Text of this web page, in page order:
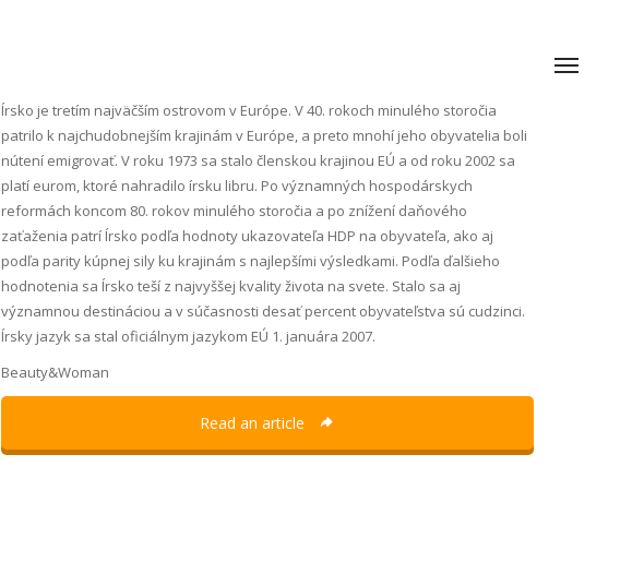
Írsko je tretím najväčším ostrovom v Európe. V 40. rokoch minulého storočia
patrilo k najchudobnejším krajinám v Európe, a preto mnohí jeho obyvatelia boli
nútení emigrovať. V roku 1973 sa stalo členskou krajinou EÚ a od roku 2002 sa
platí eurom, ktoré nahradilo írsku libru. Po významných hospodárskych
reformách koncom 80. rokov minulého storočia a po znížení daňového
zaťaženia patrí Írsko podľa hodnoty ukazovateľa HDP na obyvateľa, ako aj
podľa parity kúpnej sily ku krajinám s najlepšími výsledkami. Podľa ďalšieho
hodnotenia sa Írsko teší z najvyššej kvality života na svete. Stalo sa aj
významnou destináciou a v súčasnosti desať percent obyvateľstva sú cudzinci.
Írsky jazyk sa stal oficiálnym jazykom EÚ 1. januára 2007.
Beauty&Woman
Read an article